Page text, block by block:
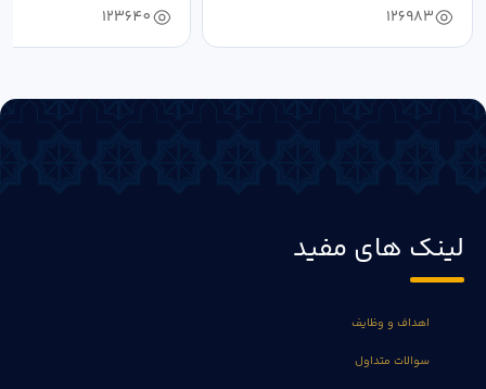
126983
123640
لینک های مفید
اهداف و وظایف
سوالات متداول